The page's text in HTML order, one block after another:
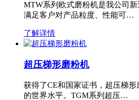
MTW系列欧式磨粉机是我公司
满足客户对产品粒度、性能可…
了解详情
超压梯形磨粉机
获得了CE和国家证书，超压梯
的世界水平。TGM系列超压…